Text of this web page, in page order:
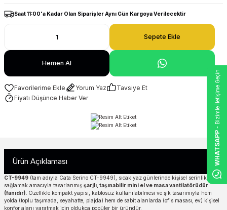
Saat 11:00'a Kadar Olan Siparişler Aynı Gün Kargoya Verilecektir
Sepete Ekle
Hemen Al
Yorum Yaz
Tavsiye Et
Fiyatı Düşünce Haber Ver
Ürün Açıklaması
CT-9949 (tam adıyla Cata Serino CT-9949), sıcak yaz günlerinde kişisel serinlik
sağlamak amacıyla tasarlanmış şarjlı, taşınabilir mini el ve masa vantilatörüdür
(fanıdır). Özellikle kompakt yapısı, kablosuz kullanılabilmesi ve şık tasarımıyla hem
yolda (toplu taşımada, seyahatte, plajda) hem de sabit alanlarda (ofis masası, ev) kişisel
konfor alanı yaratmak için oldukça popüler bir üründür.
WHATSAPP
- Bizimle İletişime Geçin